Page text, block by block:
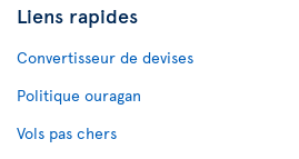
Liens rapides
Convertisseur de devises
Politique ouragan
Vols pas chers